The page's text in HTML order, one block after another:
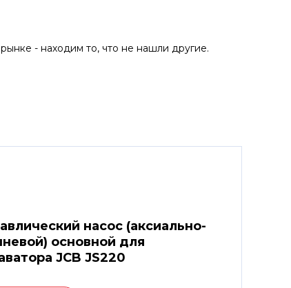
- находим то, что не нашли другие.
насос (аксиально-
основной для
JCB JS220